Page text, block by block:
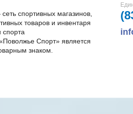
спортивных магазинов,
товаров и инвентаря
спорта
Спорт» является
знаком.